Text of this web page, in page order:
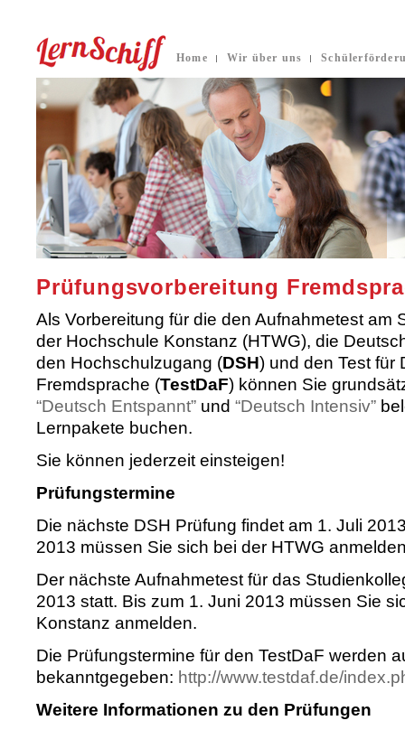
Home Wir über uns
Prüfungsvorbereitung
Als Vorbereitung für die den Aufnahmetest am
der Hochschule Konstanz (HTWG), die
den Hochschulzugang (DSH) und den Test für
Fremdsprache (TestDaF) können Sie
“Deutsch Entspannt” und “Deutsch Intensiv”
Lernpakete buchen.
Sie können jederzeit einsteigen!
Prüfungstermine
Die nächste DSH Prüfung findet am 1. Juli
2013 müssen Sie sich bei der HTWG
Der nächste Aufnahmetest für das
2013 statt. Bis zum 1. Juni 2013 müssen Sie
Konstanz anmelden.
Die Prüfungstermine für den TestDaF werden
bekanntgegeben: http://www.testdaf.de/
Weitere Informationen zu den Prüfungen